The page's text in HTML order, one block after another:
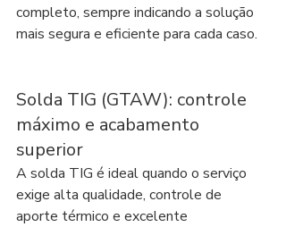
completo, sempre indicando a solução
mais segura e eficiente para cada caso.
Solda TIG (GTAW): controle
máximo e acabamento
superior
A solda TIG é ideal quando o serviço
exige alta qualidade, controle de
aporte térmico e excelente